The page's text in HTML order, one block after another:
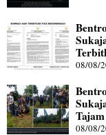
08/08/
Tajam
08/08/